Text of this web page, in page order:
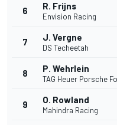
6 R. Frijns
Envision Racing
7 J. Vergne
DS Techeetah
8 P. Wehrlein
TAG Heuer Porsche
9 O. Rowland
Mahindra Racing